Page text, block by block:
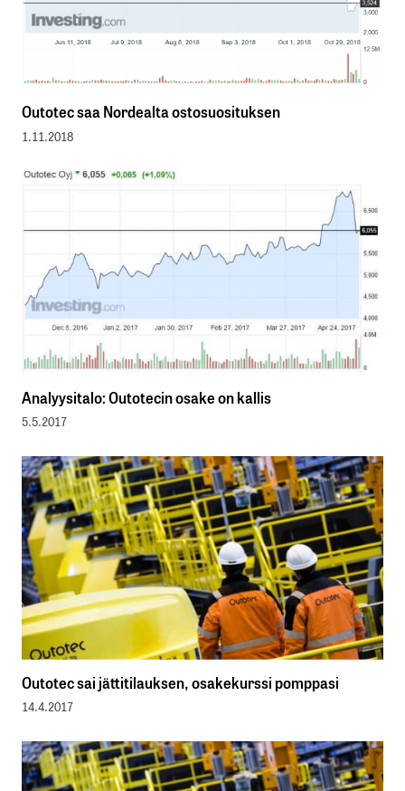
Outotec saa Nordealta ostosuosituksen
1.11.2018
Analyysitalo: Outotecin osake on kallis
5.5.2017
Outotec sai jättitilauksen, osakekurssi pomppasi
14.4.2017